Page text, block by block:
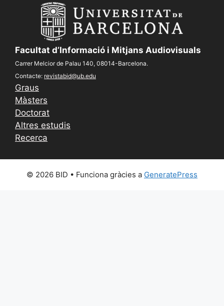
Facultat d’Informació i Mitjans Audiovisuals
Carrer Melcior de Palau 140, 08014-Barcelona.
Contacte: revistabid@ub.edu
Graus
Màsters
Doctorat
Altres estudis
Recerca
© 2026 BID • Funciona gràcies a GeneratePress